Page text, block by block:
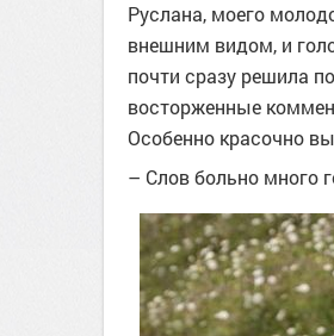
Руслана, моего
внешним видом, и
почти сразу решила
восторженные
Особенно красочно
– Слов больно много